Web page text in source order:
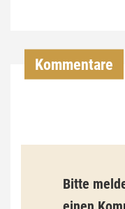
Kommentare
Bitte